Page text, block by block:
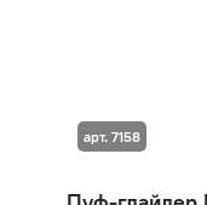
арт. 7158